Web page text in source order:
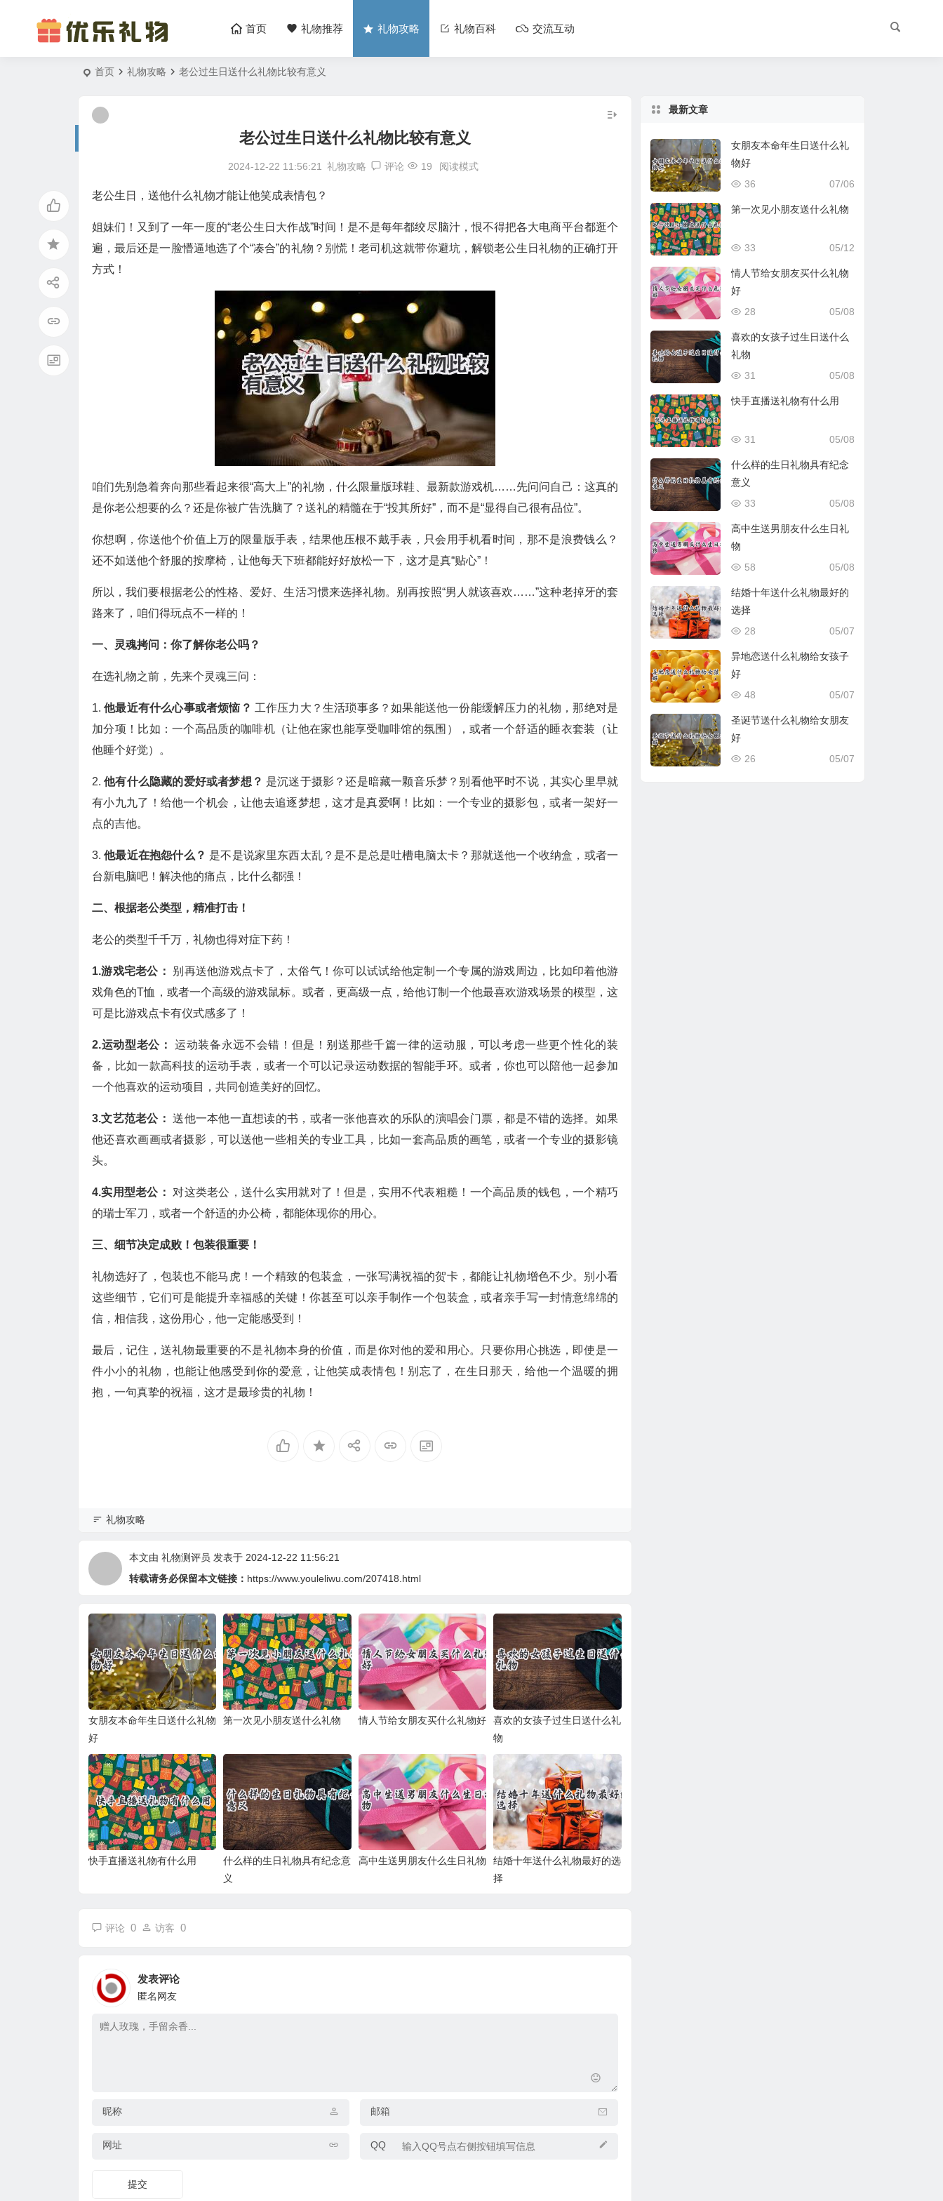
首页 礼物推荐 礼物攻略 礼物百科 交流互动
首页 礼物攻略 老公过生日送什么礼物比较有意义
老公过生日送什么礼物比较有意义
2024-12-22 11:56:21 礼物攻略 评论 19 阅读模式
老公生日，送他什么礼物才能让他笑成表情包？
姐妹们！又到了一年一度的“老公生日大作战”时间！是不是每年都绞尽脑汁，恨不得把各大电商平台都逛个
遍，最后还是一脸懵逼地选了个“凑合”的礼物？别慌！老司机这就带你避坑，解锁老公生日礼物的正确打开
方式！
咱们先别急着奔向那些看起来很“高大上”的礼物，什么限量版球鞋、最新款游戏机……先问问自己：这真的
是你老公想要的么？还是你被广告洗脑了？送礼的精髓在于“投其所好”，而不是“显得自己很有品位”。
你想啊，你送他个价值上万的限量版手表，结果他压根不戴手表，只会用手机看时间，那不是浪费钱么？
还不如送他个舒服的按摩椅，让他每天下班都能好好放松一下，这才是真“贴心”！
所以，我们要根据老公的性格、爱好、生活习惯来选择礼物。别再按照“男人就该喜欢……”这种老掉牙的套
路来了，咱们得玩点不一样的！
一、灵魂拷问：你了解你老公吗？
在选礼物之前，先来个灵魂三问：
1.他最近有什么心事或者烦恼？ 工作压力大？生活琐事多？如果能送他一份能缓解压力的礼物，那绝对是
加分项！比如：一个高品质的咖啡机（让他在家也能享受咖啡馆的氛围），或者一个舒适的睡衣套装（让
他睡个好觉）。
2.他有什么隐藏的爱好或者梦想？ 是沉迷于摄影？还是暗藏一颗音乐梦？别看他平时不说，其实心里早就
有小九九了！给他一个机会，让他去追逐梦想，这才是真爱啊！比如：一个专业的摄影包，或者一架好一
点的吉他。
3.他最近在抱怨什么？ 是不是说家里东西太乱？是不是总是吐槽电脑太卡？那就送他一个收纳盒，或者一
台新电脑吧！解决他的痛点，比什么都强！
二、根据老公类型，精准打击！
老公的类型千千万，礼物也得对症下药！
1.游戏宅老公： 别再送他游戏点卡了，太俗气！你可以试试给他定制一个专属的游戏周边，比如印着他游
戏角色的T恤，或者一个高级的游戏鼠标。或者，更高级一点，给他订制一个他最喜欢游戏场景的模型，这
可是比游戏点卡有仪式感多了！
2.运动型老公：运动装备永远不会错！但是！别送那些千篇一律的运动服，可以考虑一些更个性化的装
备，比如一款高科技的运动手表，或者一个可以记录运动数据的智能手环。或者，你也可以陪他一起参加
一个他喜欢的运动项目，共同创造美好的回忆。
3.文艺范老公：送他一本他一直想读的书，或者一张他喜欢的乐队的演唱会门票，都是不错的选择。如果
他还喜欢画画或者摄影，可以送他一些相关的专业工具，比如一套高品质的画笔，或者一个专业的摄影镜
头。
4.实用型老公： 对这类老公，送什么实用就对了！但是，实用不代表粗糙！一个高品质的钱包，一个精巧
的瑞士军刀，或者一个舒适的办公椅，都能体现你的用心。
三、细节决定成败！包装很重要！
礼物选好了，包装也不能马虎！一个精致的包装盒，一张写满祝福的贺卡，都能让礼物增色不少。别小看
这些细节，它们可是能提升幸福感的关键！你甚至可以亲手制作一个包装盒，或者亲手写一封情意绵绵的
信，相信我，这份用心，他一定能感受到！
最后，记住，送礼物最重要的不是礼物本身的价值，而是你对他的爱和用心。只要你用心挑选，即使是一
件小小的礼物，也能让他感受到你的爱意，让他笑成表情包！别忘了，在生日那天，给他一个温暖的拥
抱，一句真挚的祝福，这才是最珍贵的礼物！
礼物攻略
本文由 礼物测评员 发表于 2024-12-22 11:56:21
转载请务必保留本文链接： https://www.youleliwu.com/207418.html
女朋友本命年生日送什么礼物
好
第一次见小朋友送什么礼物 情人节给女朋友买什么礼物好
喜欢的女孩子过生日送什么礼
物
快手直播送礼物有什么用
什么样的生日礼物具有纪念意
义
高中生送男朋友什么生日礼物
结婚十年送什么礼物最好的选
择
评论 0 访客 0
发表评论
匿名网友
昵称 邮箱
网址 QQ
最新文章
女朋友本命年生日送什么礼
物好
07/06
36
第一次见小朋友送什么礼物
05/12
33
情人节给女朋友买什么礼物
好
05/08
28
喜欢的女孩子过生日送什么
礼物
05/08
31
快手直播送礼物有什么用
05/08
31
什么样的生日礼物具有纪念
意义
05/08
33
高中生送男朋友什么生日礼
物
05/08
58
结婚十年送什么礼物最好的
选择
05/07
28
异地恋送什么礼物给女孩子
好
05/07
48
圣诞节送什么礼物给女朋友
好
05/07
26